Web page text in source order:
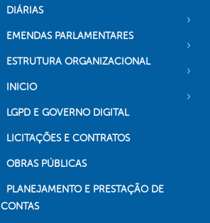
DIÁRIAS
EMENDAS PARLAMENTARES
ESTRUTURA ORGANIZACIONAL
INICIO
LGPD E GOVERNO DIGITAL
LICITAÇÕES E CONTRATOS
OBRAS PÚBLICAS
PLANEJAMENTO E PRESTAÇÃO DE
CONTAS